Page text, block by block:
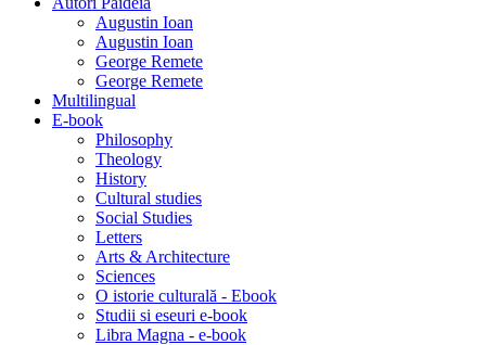
Augustin Ioan
Augustin Ioan
George Remete
George Remete
Multilingual
E-book
Philosophy
Theology
History
Cultural studies
Social Studies
Letters
Arts & Architecture
Sciences
O istorie culturală - Ebook
Studii si eseuri e-book
Libra Magna - e-book